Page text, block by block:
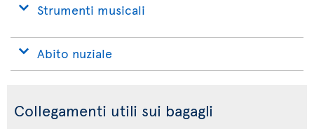
Strumenti musicali
Abito nuziale
Collegamenti utili sui bagagli